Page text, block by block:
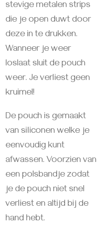
stevige metalen strips
die je open duwt door
deze in te drukken.
Wanneer je weer
loslaat sluit de pouch
weer. Je verliest geen
kruimel!
De pouch is gemaakt
van siliconen welke je
eenvoudig kunt
afwassen. Voorzien van
een polsbandje zodat
je de pouch niet snel
verliest en altijd bij de
hand hebt.